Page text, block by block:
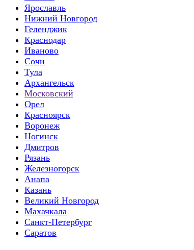
Ярославль
Нижний Новгород
Геленджик
Краснодар
Иваново
Сочи
Тула
Архангельск
Московский
Орел
Красноярск
Воронеж
Ногинск
Дмитров
Рязань
Железногорск
Анапа
Казань
Великий Новгород
Махачкала
Санкт-Петербург
Саратов